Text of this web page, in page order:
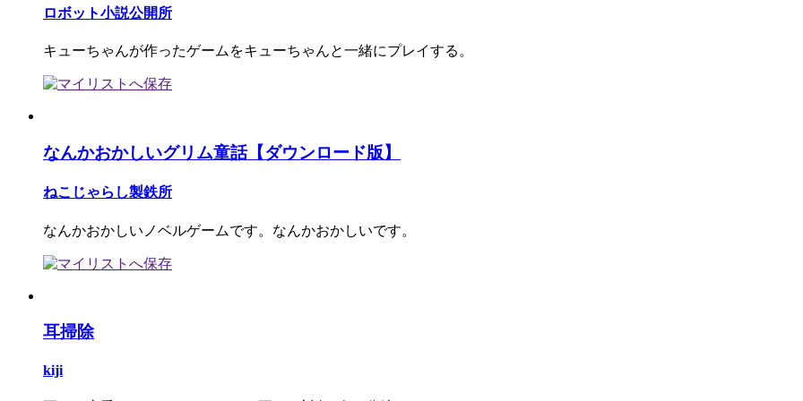
ロボット小説公開所
キューちゃんが作ったゲームをキューちゃんと一緒にプレイする。
なんかおかしいグリム童話【ダウンロード版】
ねこじゃらし製鉄所
なんかおかしいノベルゲームです。なんかおかしいです。
耳掃除
kiji